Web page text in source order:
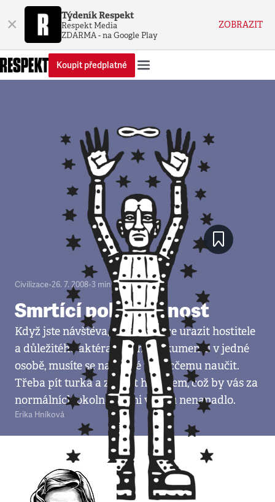
× Týdeník Respekt
Respekt Media
ZDARMA - na Google Play
ZOBRAZIT
Koupit předplatné
Civilizace•26. 7. 2008•3 minuty
Smrtící pohostinnost
Když jste návštěva, která nechce urazit hostitele
a důležitého aktéra vašeho dokumentu v jedné
osobě, musíte se na české vsi lecčemu naučit.
Třeba pít turka a zapíjet ho pivem, což by vás za
normálních okolností ani ve snu nenapadlo.
Erika Hníková